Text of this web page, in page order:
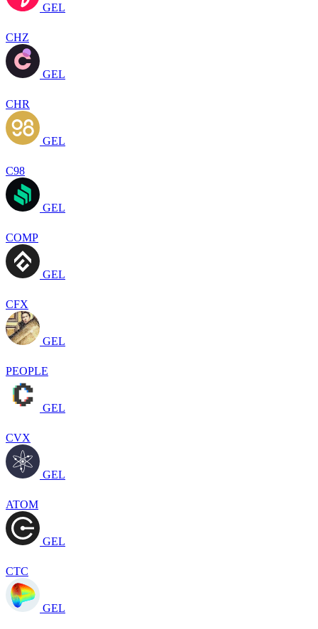
GEL
CHZ
GEL
CHR
GEL
C98
GEL
COMP
GEL
CFX
GEL
PEOPLE
GEL
CVX
GEL
ATOM
GEL
CTC
GEL